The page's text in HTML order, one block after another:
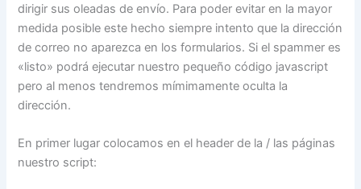
dirigir sus oleadas de envío. Para poder evitar en la mayor
medida posible este hecho siempre intento que la dirección
de correo no aparezca en los formularios. Si el spammer es
«listo» podrá ejecutar nuestro pequeño código javascript
pero al menos tendremos mímimamente oculta la
dirección.
En primer lugar colocamos en el header de la / las páginas
nuestro script: